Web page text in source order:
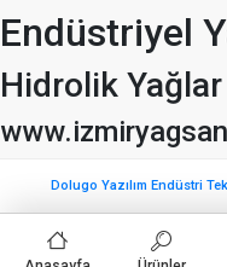
Endüstriyel
Hidrolik Yağlar
Dolugo Yazılım Endüstri